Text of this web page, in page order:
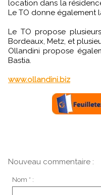
location dans la
Le TO donne également
Le TO propose
Bordeaux, Metz, et
Ollandini propose
Bastia.
www.ollandini.biz
Nouveau commentaire :
Nom * :